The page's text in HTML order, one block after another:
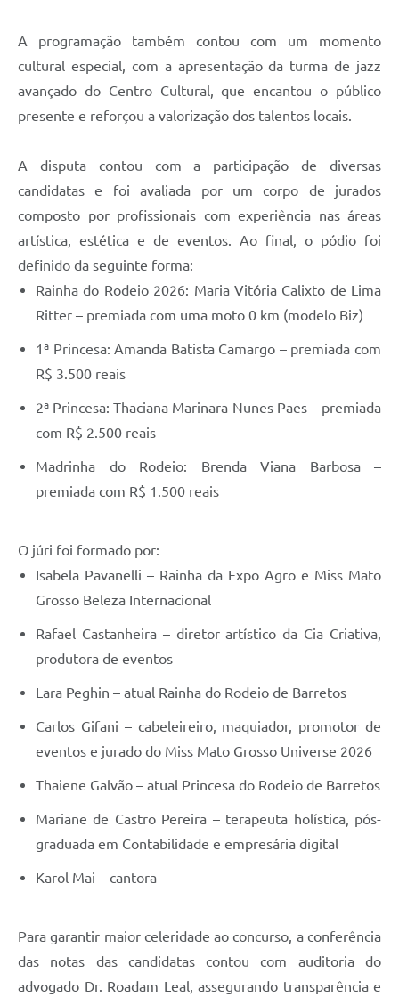
A programação também contou com um momento
cultural especial, com a apresentação da turma de jazz
avançado do Centro Cultural, que encantou o público
presente e reforçou a valorização dos talentos locais.
A disputa contou com a participação de diversas
candidatas e foi avaliada por um corpo de jurados
composto por profissionais com experiência nas áreas
artística, estética e de eventos. Ao final, o pódio foi
definido da seguinte forma:
Rainha do Rodeio 2026: Maria Vitória Calixto de Lima
Ritter – premiada com uma moto 0 km (modelo Biz)
1ª Princesa: Amanda Batista Camargo – premiada com
R$ 3.500 reais
2ª Princesa: Thaciana Marinara Nunes Paes – premiada
com R$ 2.500 reais
Madrinha do Rodeio: Brenda Viana Barbosa –
premiada com R$ 1.500 reais
O júri foi formado por:
Isabela Pavanelli – Rainha da Expo Agro e Miss Mato
Grosso Beleza Internacional
Rafael Castanheira – diretor artístico da Cia Criativa,
produtora de eventos
Lara Peghin – atual Rainha do Rodeio de Barretos
Carlos Gifani – cabeleireiro, maquiador, promotor de
eventos e jurado do Miss Mato Grosso Universe 2026
Thaiene Galvão – atual Princesa do Rodeio de Barretos
Mariane de Castro Pereira – terapeuta holística, pós-
graduada em Contabilidade e empresária digital
Karol Mai – cantora
Para garantir maior celeridade ao concurso, a conferência
das notas das candidatas contou com auditoria do
advogado Dr. Roadam Leal, assegurando transparência e